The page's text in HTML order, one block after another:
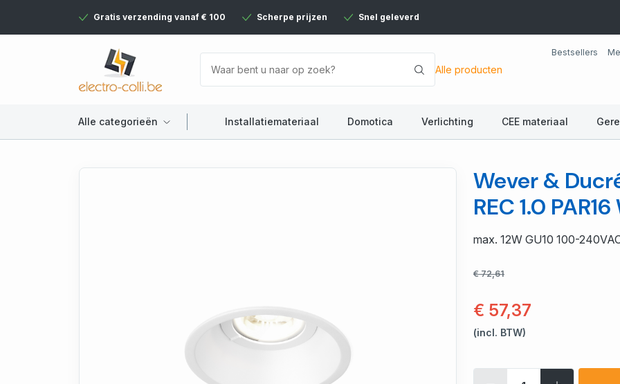
Gratis verzending vanaf € 100 Scherpe prijzen Snel geleverd
Alle producten
Bestsellers
Alle categorieën Installatiemateriaal Domotica Verlichting CEE materiaal
Wever &
REC 1.0
max. 12W GU10 100-
€ 72,61
€ 57,37
(incl. BTW)